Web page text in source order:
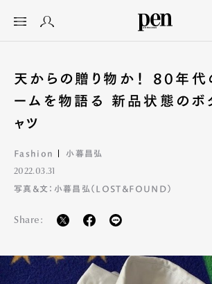
天からの贈り物か！ 80年代
ームを物語る 新品状態のボ
ャツ
Fashion 小暮昌弘
2022.03.31
写真&文：小暮昌弘（LOST&FOUND）
Share: